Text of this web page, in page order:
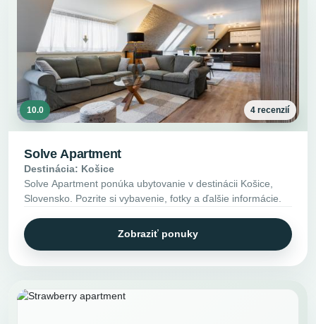
10.0 4 recenzií
Solve Apartment
Destinácia: Košice
Solve Apartment ponúka ubytovanie v destinácii Košice,
Slovensko. Pozrite si vybavenie, fotky a ďalšie informácie.
Zobraziť ponuky